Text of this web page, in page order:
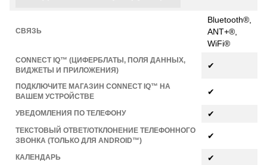
СВЯЗЬ
Bluetooth®,
ANT+®,
WiFi®
CONNECT IQ™ (ЦИФЕРБЛАТЫ, ПОЛЯ ДАННЫХ,
ВИДЖЕТЫ И ПРИЛОЖЕНИЯ)
✔
ПОДКЛЮЧИТЕ МАГАЗИН CONNECT IQ™ НА
ВАШЕМ УСТРОЙСТВЕ
✔
УВЕДОМЛЕНИЯ ПО ТЕЛЕФОНУ ✔
ТЕКСТОВЫЙ ОТВЕТ/ОТКЛОНЕНИЕ ТЕЛЕФОННОГО
ЗВОНКА (ТОЛЬКО ДЛЯ ANDROID™)
✔
КАЛЕНДАРЬ ✔